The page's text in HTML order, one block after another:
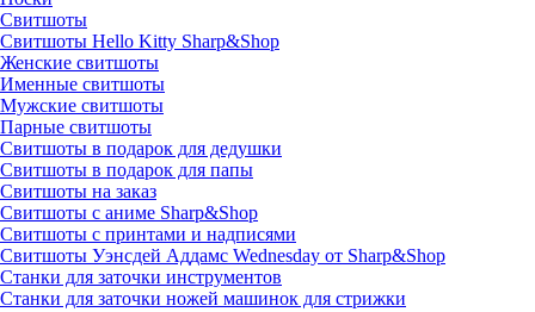
Свитшоты
Cвитшоты Hello Kitty Sharp&Shop
Женские свитшоты
Именные свитшоты
Мужские свитшоты
Парные свитшоты
Свитшоты в подарок для дедушки
Свитшоты в подарок для папы
Свитшоты на заказ
Свитшоты с аниме Sharp&Shop
Свитшоты с принтами и надписями
Свитшоты Уэнсдей Аддамс Wednesday от Sharp&Shop
Станки для заточки инструментов
Станки для заточки ножей машинок для стрижки